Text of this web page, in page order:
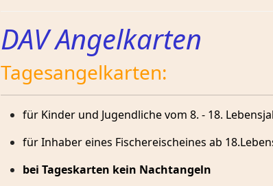
DAV Angelkarten
Tagesangelkarten:
für Kinder und Jugendliche vom 8. - 18.
für Inhaber eines Fischereischeines ab
bei Tageskarten kein Nachtangeln